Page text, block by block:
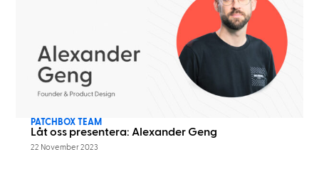
PATCHBOX TEAM
Låt oss presentera: Alexander Geng
22 November 2023